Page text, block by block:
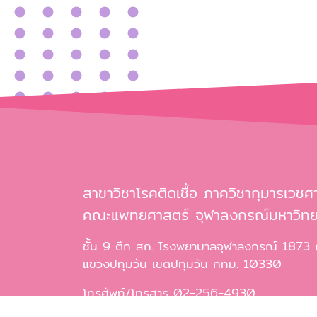
สาขาวิชาโรคติดเชื้อ ภาควิชากุมารเวช
คณะแพทยศาสตร์ จุฬาลงกรณ์มหาวิท
ชั้น 9 ตึก สก. โรงพยาบาลจุฬาลงกรณ์ 1873
แขวงปทุมวัน เขตปทุมวัน กทม. 10330
โทรศัพท์/โทรสาร 02-256-4930